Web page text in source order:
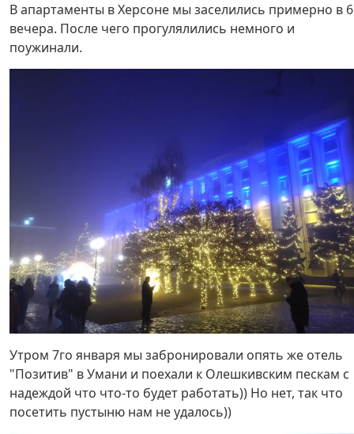
В апартаменты в Херсоне мы заселились примерно в 6
вечера. После чего прогулялились немного и
поужинали.
Утром 7го января мы забронировали опять же отель
"Позитив" в Умани и поехали к Олешкивским пескам с
надеждой что что-то будет работать)) Но нет, так что
посетить пустыню нам не удалось))